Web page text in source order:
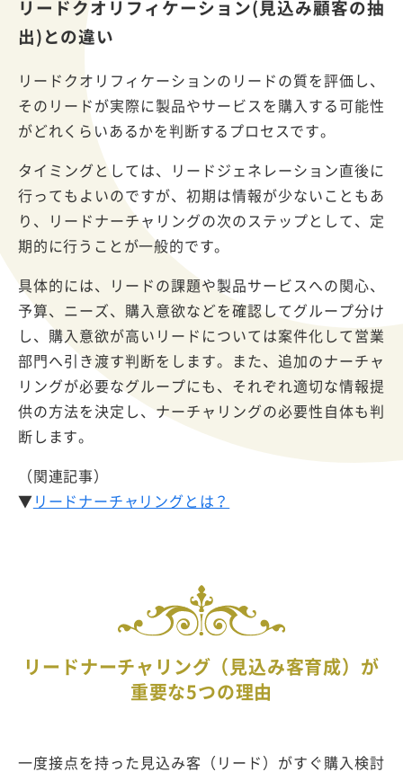
リードクオリフィケーション(見込み顧客の抽
出)との違い
リードクオリフィケーションのリードの質を評価し、
そのリードが実際に製品やサービスを購入する可能性
がどれくらいあるかを判断するプロセスです。
タイミングとしては、リードジェネレーション直後に
行ってもよいのですが、初期は情報が少ないこともあ
り、リードナーチャリングの次のステップとして、定
期的に行うことが一般的です。
具体的には、リードの課題や製品サービスへの関心、
予算、ニーズ、購入意欲などを確認してグループ分け
し、購入意欲が高いリードについては案件化して営業
部門へ引き渡す判断をします。また、追加のナーチャ
リングが必要なグループにも、それぞれ適切な情報提
供の方法を決定し、ナーチャリングの必要性自体も判
断します。
（関連記事）
▼リードナーチャリングとは？
リードナーチャリング（見込み客育成）が
重要な5つの理由
一度接点を持った見込み客（リード）がすぐ購入検討